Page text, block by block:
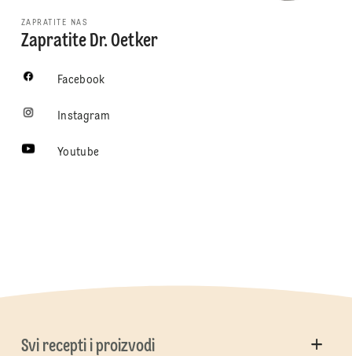
ZAPRATITE NAS
Zapratite Dr. Oetker
Facebook
Instagram
Youtube
Svi recepti i proizvodi